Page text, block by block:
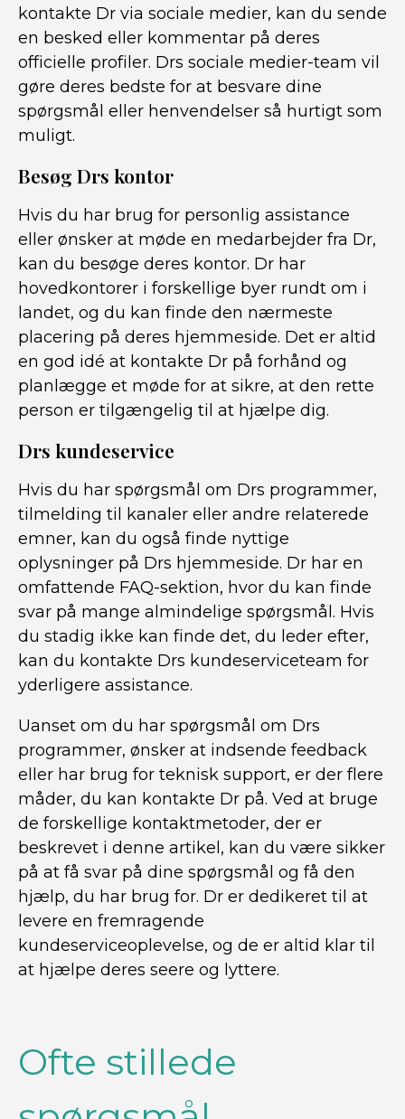
kontakte Dr via sociale medier, kan du sende
en besked eller kommentar på deres
officielle profiler. Drs sociale medier-team vil
gøre deres bedste for at besvare dine
spørgsmål eller henvendelser så hurtigt som
muligt.
Besøg Drs kontor
Hvis du har brug for personlig assistance
eller ønsker at møde en medarbejder fra Dr,
kan du besøge deres kontor. Dr har
hovedkontorer i forskellige byer rundt om i
landet, og du kan finde den nærmeste
placering på deres hjemmeside. Det er altid
en god idé at kontakte Dr på forhånd og
planlægge et møde for at sikre, at den rette
person er tilgængelig til at hjælpe dig.
Drs kundeservice
Hvis du har spørgsmål om Drs programmer,
tilmelding til kanaler eller andre relaterede
emner, kan du også finde nyttige
oplysninger på Drs hjemmeside. Dr har en
omfattende FAQ-sektion, hvor du kan finde
svar på mange almindelige spørgsmål. Hvis
du stadig ikke kan finde det, du leder efter,
kan du kontakte Drs kundeserviceteam for
yderligere assistance.
Uanset om du har spørgsmål om Drs
programmer, ønsker at indsende feedback
eller har brug for teknisk support, er der flere
måder, du kan kontakte Dr på. Ved at bruge
de forskellige kontaktmetoder, der er
beskrevet i denne artikel, kan du være sikker
på at få svar på dine spørgsmål og få den
hjælp, du har brug for. Dr er dedikeret til at
levere en fremragende
kundeserviceoplevelse, og de er altid klar til
at hjælpe deres seere og lyttere.
Ofte stillede